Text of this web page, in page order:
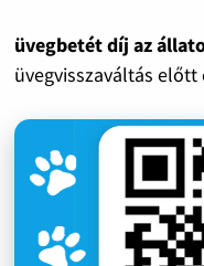
üvegbetét díj az
üvegvisszaváltás